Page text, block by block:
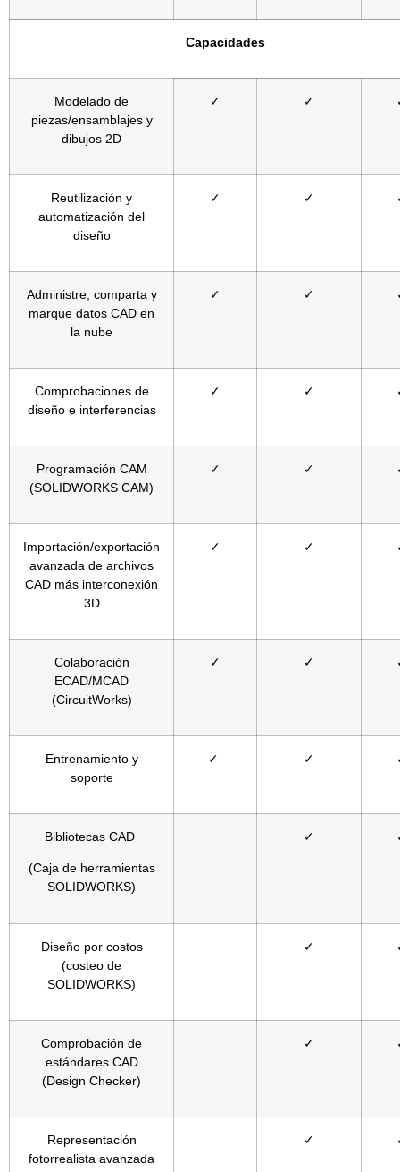
Capacidades
Modelado de
piezas/ensamblajes y
dibujos 2D
✓ ✓
Reutilización y
automatización del
diseño
✓ ✓
Administre, comparta y
marque datos CAD en
la nube
✓ ✓
Comprobaciones de
diseño e interferencias
✓ ✓
Programación CAM
(SOLIDWORKS CAM)
✓ ✓
Importación/exportación
avanzada de archivos
CAD más interconexión
3D
✓ ✓
Colaboración
ECAD/MCAD
(CircuitWorks)
✓ ✓
Entrenamiento y
soporte
✓ ✓
Bibliotecas CAD
(Caja de herramientas
SOLIDWORKS)
✓
Diseño por costos
(costeo de
SOLIDWORKS)
✓
Comprobación de
estándares CAD
(Design Checker)
✓
Representación
fotorrealista avanzada
✓